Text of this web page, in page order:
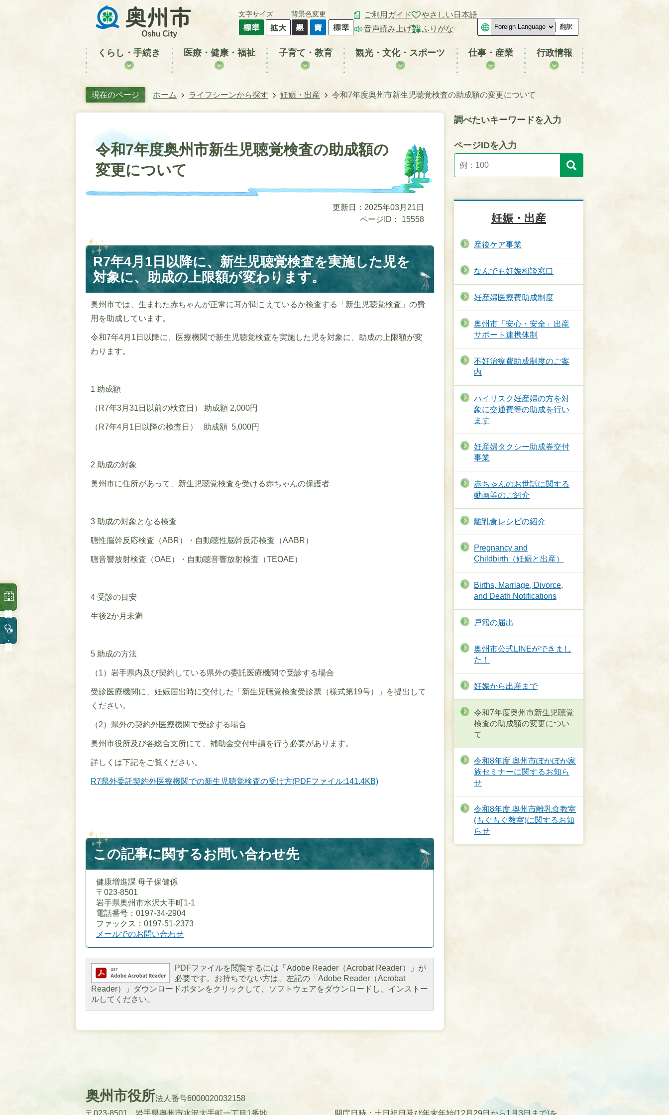
文字サイズ 背景色変更
ご利用ガイド
音声読み上げ
やさしい日本語
ふりがな
翻訳
くらし・手続き 医療・健康・福祉 子育て・教育 観光・文化・スポーツ 仕事・産業 行政情報
現在のページ ホーム ライフシーンから探す 妊娠・出産 令和7年度奥州市新生児聴覚検査の助成額の変更について
令和7年度奥州市新生児聴覚検査の助成額の
変更について
更新日：2025年03月21日
ページID：
15558
R7年4月1日以降に、新生児聴覚検査を実施した児を
対象に、助成の上限額が変わります。
奥州市では、生まれた赤ちゃんが正常に耳が聞こえているか検査する「新生児聴覚検査」の費
用を助成しています。
令和7年4月1日以降に、医療機関で新生児聴覚検査を実施した児を対象に、助成の上限額が変
わります。
1 助成額
（R7年3月31日以前の検査日） 助成額 2,000円
（R7年4月1日以降の検査日） 助成額 5,000円
2 助成の対象
奥州市に住所があって、新生児聴覚検査を受ける赤ちゃんの保護者
3 助成の対象となる検査
聴性脳幹反応検査（ABR）・自動聴性脳幹反応検査（AABR）
聴音響放射検査（OAE）・自動聴音響放射検査（TEOAE）
4 受診の目安
生後2か月未満
5 助成の方法
（1）岩手県内及び契約している県外の委託医療機関で受診する場合
受診医療機関に、妊娠届出時に交付した「新生児聴覚検査受診票（様式第19号）」を提出して
ください。
（2）県外の契約外医療機関で受診する場合
奥州市役所及び各総合支所にて、補助金交付申請を行う必要があります。
詳しくは下記をご覧ください。
R7県外委託契約外医療機関での新生児聴覚検査の受け方(PDFファイル:141.4KB)
この記事に関するお問い合わせ先
健康増進課 母子保健係
〒023-8501
岩手県奥州市水沢大手町1-1
電話番号：0197-34-2904
ファックス：0197-51-2373
メールでのお問い合わせ
PDFファイルを閲覧するには「Adobe Reader（Acrobat Reader）」が
必要です。お持ちでない方は、左記の「Adobe Reader（Acrobat
Reader）」ダウンロードボタンをクリックして、ソフトウェアをダウンロードし、インストー
ルしてください。
調べたいキーワードを入力
ページIDを入力
妊娠・出産
産後ケア事業
なんでも妊娠相談窓口
妊産婦医療費助成制度
奥州市「安心・安全」出産
サポート連携体制
不妊治療費助成制度のご案
内
ハイリスク妊産婦の方を対
象に交通費等の助成を行い
ます
妊産婦タクシー助成券交付
事業
赤ちゃんのお世話に関する
動画等のご紹介
離乳食レシピの紹介
Pregnancy and
Childbirth（妊娠と出産）
Births, Marriage, Divorce,
and Death Notifications
戸籍の届出
奥州市公式LINEができまし
た！
妊娠から出産まで
令和7年度奥州市新生児聴覚
検査の助成額の変更につい
て
令和8年度 奥州市ぽかぽか家
族セミナーに関するお知ら
せ
令和8年度 奥州市離乳食教室
(もぐもぐ教室)に関するお知
らせ
奥州市役所法人番号6000020032158
〒023-8501 岩手県奥州市水沢大手町一丁目1番地
開庁日時：土日祝日及び年末年始(12月29日から1月3日まで)を